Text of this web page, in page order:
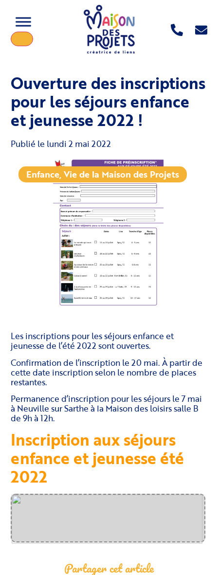
Ouverture des inscriptions
pour les séjours enfance
et jeunesse 2022 !
Publié le lundi 2 mai 2022
Enfance,Vie de la Maison des Projets
Les inscriptions pour les séjours enfance et
jeunesse de l’été 2022 sont ouvertes.
Confirmation de l’inscription le 20 mai. À partir de
cette date inscription selon le nombre de places
restantes.
Permanence d’inscription pour les séjours le 7 mai
à Neuville sur Sarthe à la Maison des loisirs salle B
de 9h à 12h.
Inscription aux séjours
enfance et jeunesse été
2022
Partager cet article